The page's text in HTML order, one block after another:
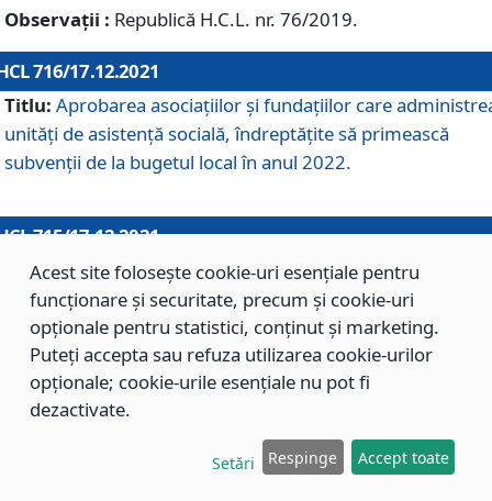
Observații : Republică H.C.L. nr. 76/2019.
716/17.12.2021
Titlu: Aprobarea asociaţiilor şi fundaţiilor care
unităţi de asistenţă socială, îndreptăţite să primească
subvenţii de la bugetul local în anul 2022.
715/17.12.2021
Titlu: Aprobarea Planului de acţiuni sau lucrări de interes
local pentru anul 2022.
714/17.12.2021
Titlu: Modificarea Anexei la H.C.L. nr. 709/2020 privind
aprobarea Regulamentului de Organizare şi Funcţionare
Direcţiei de Asistenţă Socială Braşov.
Acest site folosește cookie-uri esențiale pentru
funcționare și securitate, precum și cookie-uri
opționale pentru statistici, conținut și marketing.
Puteți accepta sau refuza utilizarea cookie-urilor
opționale; cookie-urile esențiale nu pot fi
dezactivate.
Setări Respinge Accept toate